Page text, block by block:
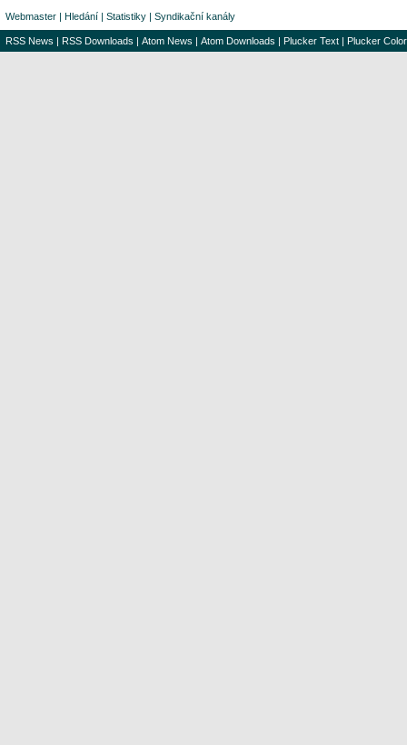
Webmaster | Hledání | Statistiky | Syndikační kanály
RSS News | RSS Downloads | Atom News | Atom Downloads | Plucker Text | Plucker Color